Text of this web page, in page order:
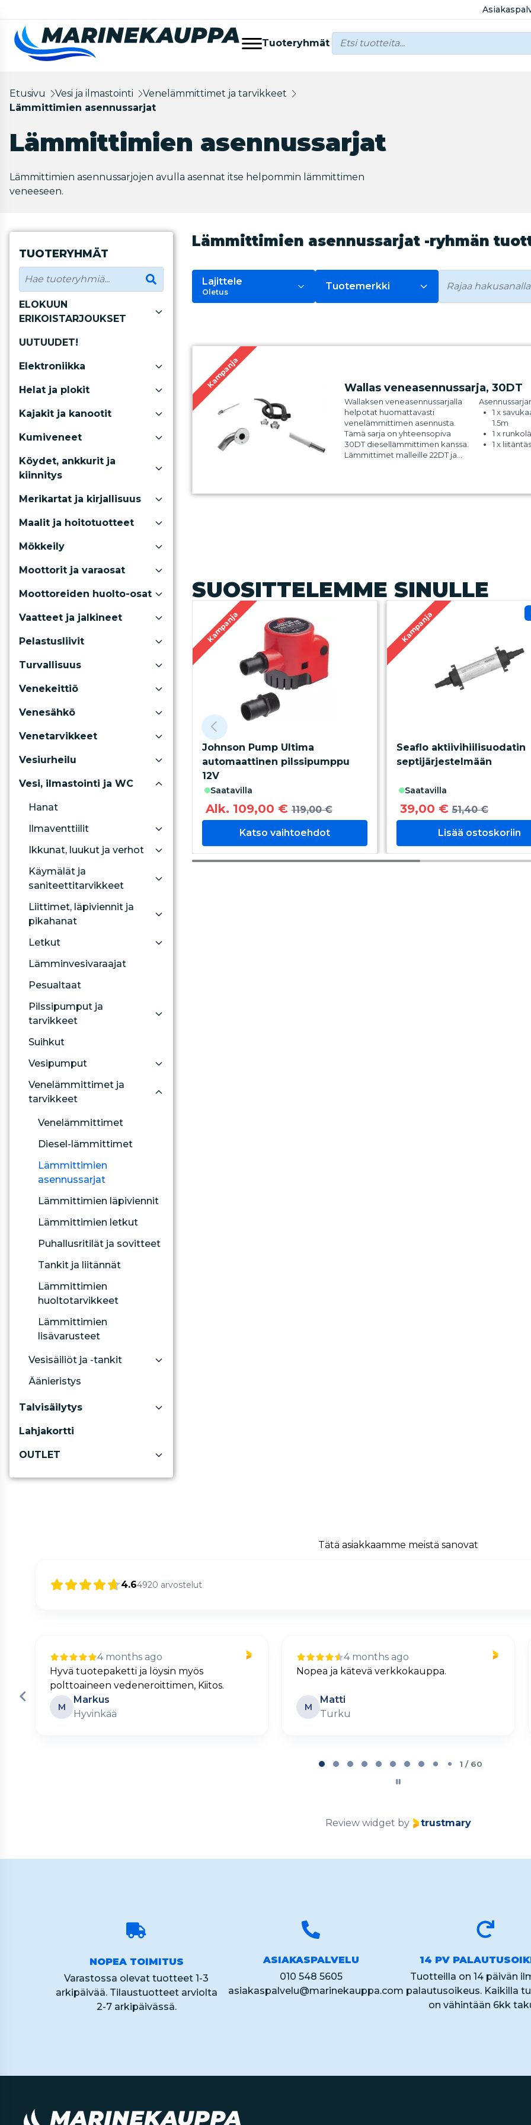
Tuoteryhmät
Etusivu Vesi ja ilmastointi
Venelämmittimet ja tarvikkeet
Lämmittimien asennussarjat
Lämmittimien asennussarjat
Lämmittimien asennussarjojen avulla asennat itse helpommin lämmittimen
veneeseen.
TUOTERYHMÄT
ELOKUUN
ERIKOISTARJOUKSET
UUTUUDET!
Elektroniikka
Helat ja plokit
Kajakit ja kanootit
Kumiveneet
Köydet, ankkurit ja
kiinnitys
Merikartat ja kirjallisuus
Maalit ja hoitotuotteet
Mökkeily
Moottorit ja varaosat
Moottoreiden huolto-osat
Vaatteet ja jalkineet
Pelastusliivit
Turvallisuus
Venekeittiö
Venesähkö
Venetarvikkeet
Vesiurheilu
Vesi, ilmastointi ja WC
Hanat
Ilmaventtiilit
Ikkunat, luukut ja verhot
Käymälät ja
saniteettitarvikkeet
Liittimet, läpiviennit ja
pikahanat
Letkut
Lämminvesivaraajat
Pesualtaat
Pilssipumput ja
tarvikkeet
Suihkut
Vesipumput
Venelämmittimet ja
tarvikkeet
Venelämmittimet
Diesel-lämmittimet
Lämmittimien
asennussarjat
Lämmittimien läpiviennit
Lämmittimien letkut
Puhallusritilät ja sovitteet
Tankit ja liitännät
Lämmittimien
huoltotarvikkeet
Lämmittimien
lisävarusteet
Vesisäiliöt ja -tankit
Äänieristys
Talvisäilytys
Lahjakortti
OUTLET
Lämmittimien asennussarjat -ryhmän
Lajittele
Oletus
Tuotemerkki
Kampanja Wallas veneasennussarja, 30DT
Wallaksen veneasennussarjalla
helpotat huomattavasti
venelämmittimen asennusta.
Tämä sarja on yhteensopiva
30DT diesellämmittimen kanssa.
Lämmittimet malleille 22DTja
1 x
1.5m
1 x
1 x
SUOSITTELEMME SINULLE
Kampanja
Johnson Pump Ultima
automaattinen pilssipumppu
12V
saatavilla
Alk. 109,00 € 119,00 €
Katso vaihtoehdot
Kampanja
Seaflo aktiivihiilisuodatin
septijärjestelmään
saatavilla
39,00 € 51,40 €
Lisää ostoskoriin
Tätä asiakkaamme meistä sanovat
4.64920 arvostelut
4 months ago
Nopea ja kätevä verkkokauppa.
M
Matti
Turku
12 days ago
Selkeä ja helppo tilaus
PL
Petteri Lehtovaara
Parainen
2 / 60
Review widget by trustmary
NOPEA TOIMITUS
Varastossa olevat tuotteet 1-3
arkipäivää. Tilaustuotteet arviolta
2-7 arkipäivässä.
ASIAKASPALVELU
010 548 5605
asiakaspalvelu@marinekauppa.com
14 PV
Tuotteilla on 14 päivän
palautusoikeus. Kaikilla
on vähintään 6kk